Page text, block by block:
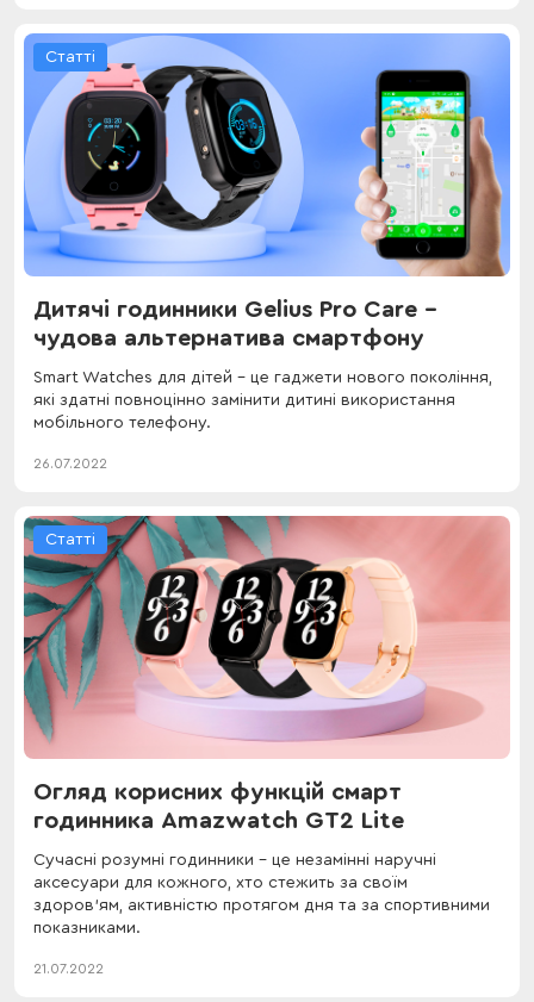
Статті
Дитячі годинники Gelius Pro Care -
чудова альтернатива смартфону
Smart Watches для дітей – це гаджети нового покоління,
які здатні повноцінно замінити дитині використання
мобільного телефону.
26.07.2022
Статті
Огляд корисних функцій смарт
годинника Amazwatch GT2 Lite
Сучасні розумні годинники - це незамінні наручні
аксесуари для кожного, хто стежить за своїм
здоров'ям, активністю протягом дня та за спортивними
показниками.
21.07.2022